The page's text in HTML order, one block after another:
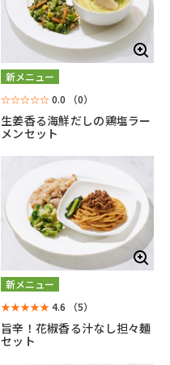
新メニュー
☆☆☆☆☆0.0 （0）
生姜香る海鮮だしの鶏塩ラー
メンセット
新メニュー
★★★★★4.6 （5）
旨辛！花椒香る汁なし担々麺
セット